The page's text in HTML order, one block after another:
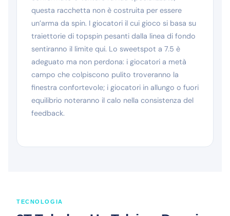
questa racchetta non è costruita per essere
un’arma da spin. I giocatori il cui gioco si basa su
traiettorie di topspin pesanti dalla linea di fondo
sentiranno il limite qui. Lo sweetspot a 7.5 è
adeguato ma non perdona: i giocatori a metà
campo che colpiscono pulito troveranno la
finestra confortevole; i giocatori in allungo o fuori
equilibrio noteranno il calo nella consistenza del
feedback.
TECNOLOGIA